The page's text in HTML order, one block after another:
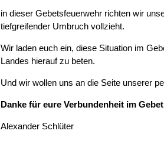
in dieser Gebetsfeuerwehr richten wir
tiefgreifender Umbruch vollzieht.
Wir laden euch ein, diese Situation im
Landes hierauf zu beten.
Und wir wollen uns an die Seite unserer
Danke für eure Verbundenheit im
Alexander Schlüter